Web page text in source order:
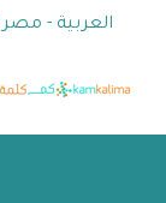
العربية - مصر